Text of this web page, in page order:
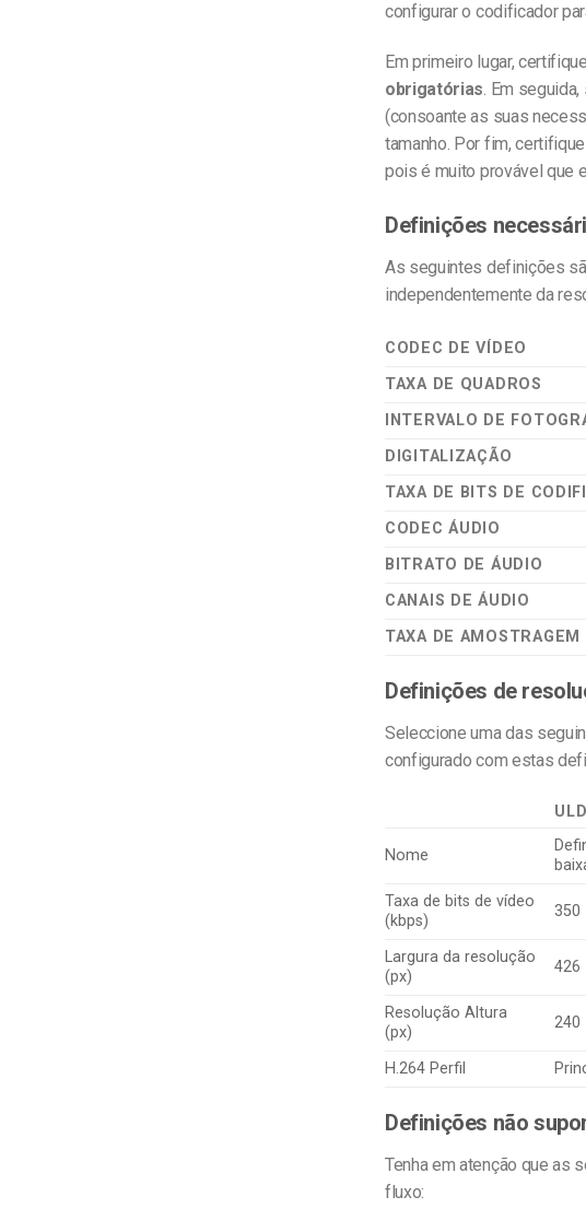
configurar o codificador
Em primeiro lugar,
obrigatórias. Em
(consoante as suas
tamanho. Por fim,
pois é muito provável que
Definições
As seguintes definições
independentemente da
CODEC DE VÍDEO
TAXA DE QUADROS
INTERVALO DE
DIGITALIZAÇÃO
TAXA DE BITS DE
CODEC ÁUDIO
BITRATO DE ÁUDIO
CANAIS DE ÁUDIO
TAXA DE AMOSTRAGEM
Definições de
Seleccione uma das
configurado com estas
ULD
Nome
Taxa de bits de vídeo
(kbps)
350
Largura da resolução
(px)
426
Resolução Altura
(px)
240
H.264 Perfil
Definições não
Tenha em atenção que as
fluxo: